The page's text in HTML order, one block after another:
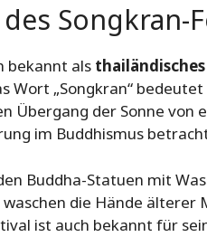
Songkran-
bekannt als
Wort „Songkran“
Übergang der Sonne
im Buddhismus
Buddha-Statuen mit
die Hände älterer
ist auch bekannt für